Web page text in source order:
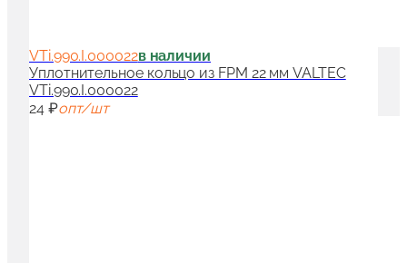
VTi.990.I.000022в наличии
Уплотнительное кольцо из FPM 22 мм VALTEC
VTi.990.I.000022
24 ₽опт/шт